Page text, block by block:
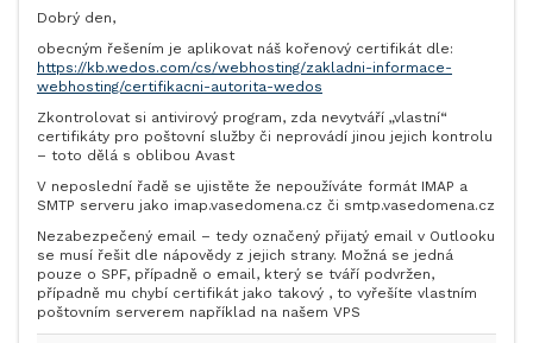
Dobrý den,
obecným řešením je aplikovat náš kořenový certifikát dle:
https://kb.wedos.com/cs/webhosting/zakladni-informace-
webhosting/certifikacni-autorita-wedos
Zkontrolovat si antivirový program, zda nevytváří „vlastní“
certifikáty pro poštovní služby či neprovádí jinou jejich kontrolu
– toto dělá s oblibou Avast
V neposlední řadě se ujistěte že nepoužíváte formát IMAP a
SMTP serveru jako imap.vasedomena.cz či smtp.vasedomena.cz
Nezabezpečený email – tedy označený přijatý email v Outlooku
se musí řešit dle nápovědy z jejich strany. Možná se jedná
pouze o SPF, případně o email, který se tváří podvržen,
případně mu chybí certifikát jako takový , to vyřešíte vlastním
poštovním serverem například na našem VPS